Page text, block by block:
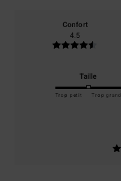
Confort
4.5
Taille
Trop petit Trop grand